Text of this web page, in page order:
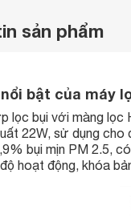
sản phẩm
bật của máy
lọc bụi với màng lọc
22W, sử dụng cho
bụi mịn PM 2.5,
hoạt động, khóa